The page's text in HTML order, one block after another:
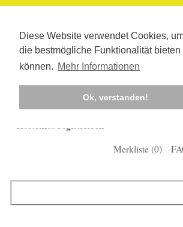
Diese Website verwendet Cookies,
die bestmögliche Funktionalität bieten
können. Mehr Informationen
Ok, verstanden!
Kostenlos registrieren
Merkliste (0)